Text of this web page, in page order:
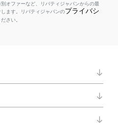
オファーなど、リバティジャパンからの最
ます。リバティジャパンのプライバシ
さい。